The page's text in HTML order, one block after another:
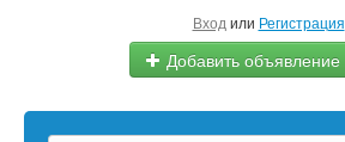
Вход или Регистрация
Добавить объявление